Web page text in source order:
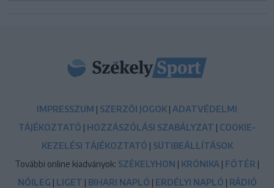
IMPRESSZUM | SZERZŐI JOGOK | ADATVÉDELMI
TÁJÉKOZTATÓ | HOZZÁSZÓLÁSI SZABÁLYZAT | COOKIE-
KEZELÉSI TÁJÉKOZTATÓ | SÜTIBEÁLLÍTÁSOK
További online kiadványok: SZÉKELYHON | KRÓNIKA | FŐTÉR |
NŐILEG | LIGET | BIHARI NAPLÓ | ERDÉLYI NAPLÓ | RÁDIÓ